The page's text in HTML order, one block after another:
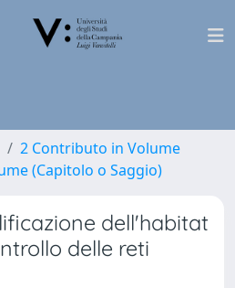
2 Contributo in Volume
(Capitolo o Saggio)
dell'habitat
delle reti